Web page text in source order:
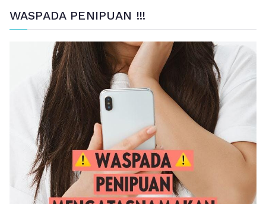
WASPADA PENIPUAN !!!